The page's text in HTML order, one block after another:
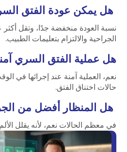
هل يمكن عودة الفتق
نسبة العودة منخفضة جدًا، وتقل أكثر
الجراحية والالتزام بتعليمات الطبيب.
هل عملية الفتق السري
نعم، العملية آمنة عند إجرائها في
حالات اختناق الفتق.
هل المنظار أفضل من
في معظم الحالات نعم، لأنه يقلل